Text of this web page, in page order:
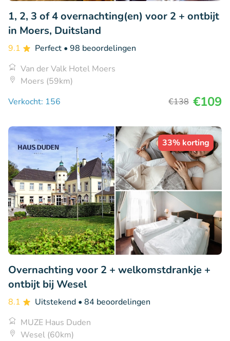
1, 2, 3 of 4 overnachting(en) voor 2 + ontbijt
in Moers, Duitsland
9.1 Perfect • 98 beoordelingen
Van der Valk Hotel Moers
Moers (59km)
Verkocht: 156
€138 €109
33% korting
Overnachting voor 2 + welkomstdrankje +
ontbijt bij Wesel
8.1 Uitstekend • 84 beoordelingen
MUZE Haus Duden
Wesel (60km)